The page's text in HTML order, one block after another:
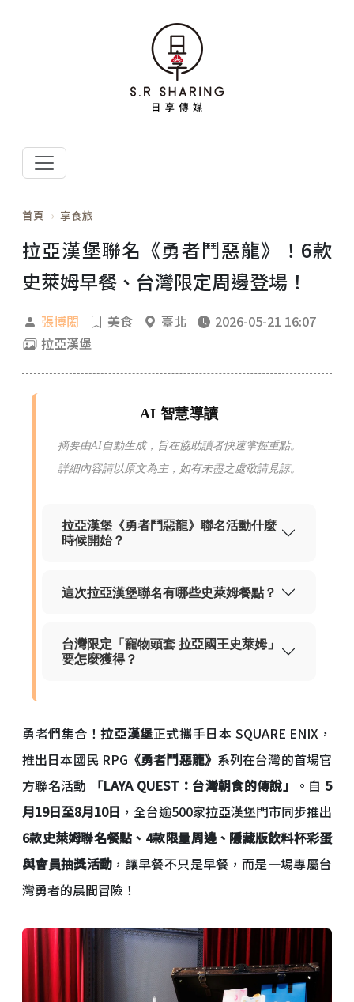
首頁 享食旅
拉亞漢堡聯名《勇者鬥惡龍》！6款
史萊姆早餐、台灣限定周邊登場！
張博閎 美食 臺北
2026-05-21 16:07
拉亞漢堡
AI 智慧導讀
摘要由AI自動生成，旨在協助讀者快速掌握重點。
詳細內容請以原文為主，如有未盡之處敬請見諒。
拉亞漢堡《勇者鬥惡龍》聯名活動什麼
時候開始？
這次拉亞漢堡聯名有哪些史萊姆餐點？
台灣限定「寵物頭套 拉亞國王史萊姆」
要怎麼獲得？
勇者們集合！拉亞漢堡正式攜手日本 SQUARE ENIX，
推出日本國民 RPG 《勇者鬥惡龍》 系列在台灣的首場官
方聯名活動
「LAYA QUEST：台灣朝食的傳說」 。自 5
月19日至8月10日 ，全台逾500家拉亞漢堡門市同步推出
6款史萊姆聯名餐點、4款限量周邊、隱藏版飲料杯彩蛋
與會員抽獎活動 ，讓早餐不只是早餐，而是一場專屬台
灣勇者的晨間冒險！